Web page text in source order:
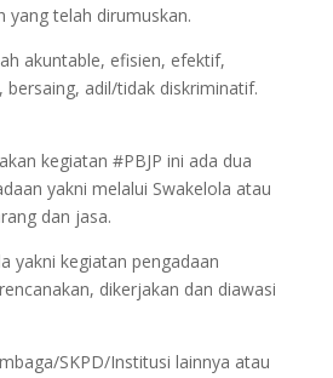
yang telah dirumuskan.
akuntable, efisien, efektif,
adil/tidak diskriminatif.
kegiatan #PBJP ini ada dua
yakni melalui Swakelola atau
dan jasa.
yakni kegiatan pengadaan
dikerjakan dan diawasi
SKPD/Institusi lainnya atau